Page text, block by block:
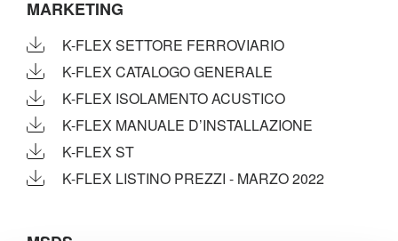
MARKETING
K-FLEX SETTORE FERROVIARIO
K-FLEX CATALOGO GENERALE
K-FLEX ISOLAMENTO ACUSTICO
K-FLEX MANUALE D’INSTALLAZIONE
K-FLEX ST
K-FLEX LISTINO PREZZI - MARZO 2022